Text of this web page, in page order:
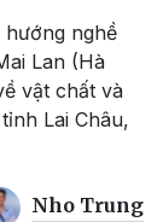
hướng nghề
Lan (Hà
vật chất và
Lai Châu,
Nho Trung